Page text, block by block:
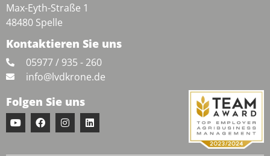
Max-Eyth-Straße 1
48480 Spelle
Kontaktieren Sie uns
05977 / 935 - 260
info@lvdkrone.de
Folgen Sie uns